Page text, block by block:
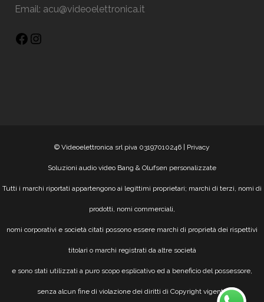
Email: acu@videoelettronica.it
© Videoelettronica srl piva 03197010246 | Privacy
Soluzioni audio video Bang & Olufsen personalizzate
Tutti i marchi riportati appartengono ai legittimi proprietari; marchi di terzi, nomi di
prodotti, nomi commerciali,
nomi corporativi e società citati possono essere marchi di proprietà dei rispettivi
titolari o marchi registrati da altre società
e sono stati utilizzati a puro scopo esplicativo ed a beneficio del possessore,
senza alcun fine di violazione dei diritti di Copyright vigenti.